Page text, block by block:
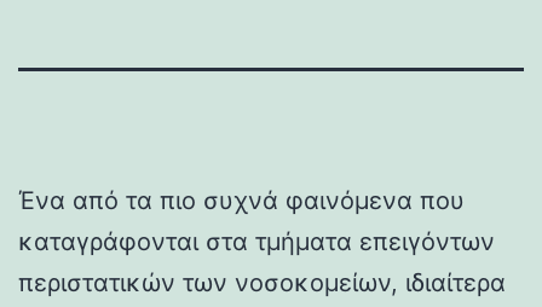
Ένα από τα πιο συχνά φαινόμενα που
καταγράφονται στα τμήματα επειγόντων
περιστατικών των νοσοκομείων, ιδιαίτερα